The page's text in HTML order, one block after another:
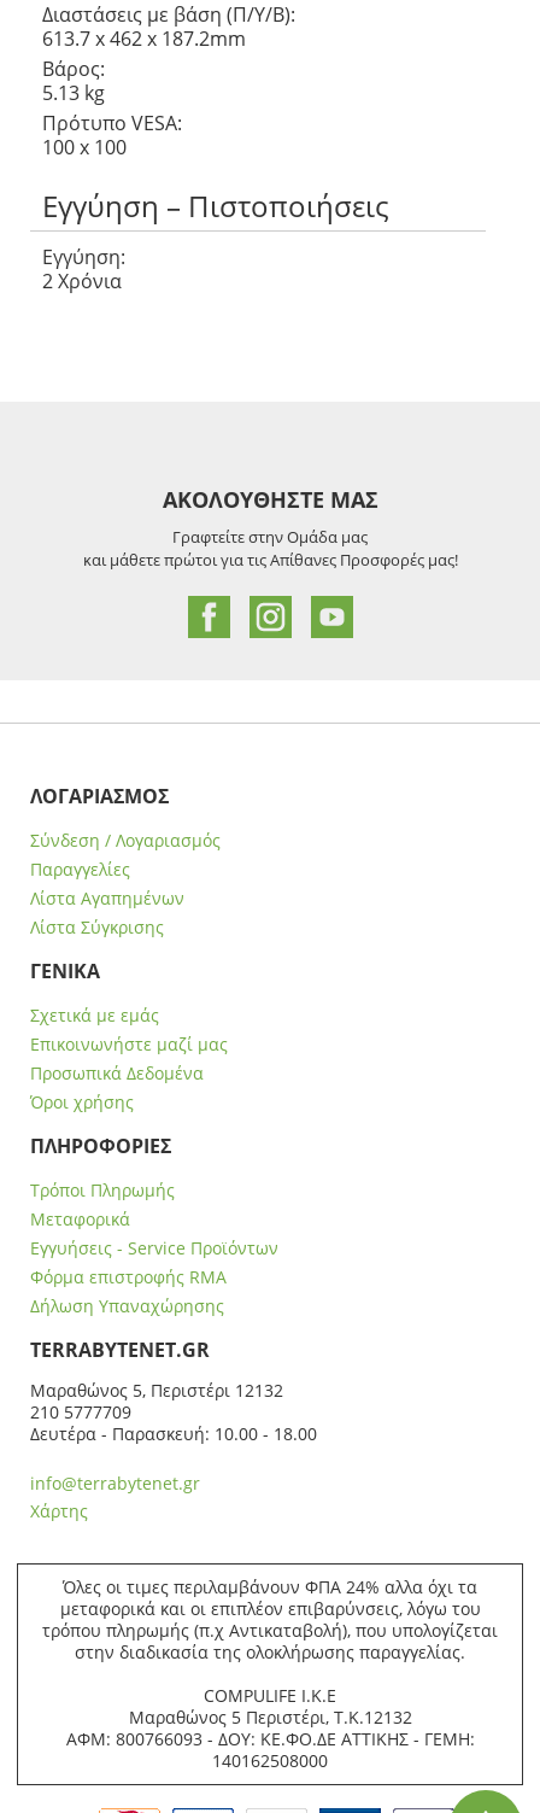
Διαστάσεις με βάση (Π/Υ/Β):
613.7 x 462 x 187.2mm
Βάρος:
5.13 kg
Πρότυπο VESA:
100 x 100
Εγγύηση – Πιστοποιήσεις
Εγγύηση:
2 Χρόνια
ΑΚΟΛΟΥΘΗΣΤΕ ΜΑΣ
Γραφτείτε στην Ομάδα μας
και μάθετε πρώτοι για τις Απίθανες Προσφορές μας!
ΛΟΓΑΡΙΑΣΜΟΣ
Σύνδεση / Λογαριασμός
Παραγγελίες
Λίστα Αγαπημένων
Λίστα Σύγκρισης
ΓΕΝΙΚΑ
Σχετικά με εμάς
Επικοινωνήστε μαζί μας
Προσωπικά Δεδομένα
Όροι χρήσης
ΠΛΗΡΟΦΟΡΙΕΣ
Τρόποι Πληρωμής
Μεταφορικά
Εγγυήσεις - Service Προϊόντων
Φόρμα επιστροφής RMA
Δήλωση Υπαναχώρησης
ΤERRABYTENET.GR
Μαραθώνος 5, Περιστέρι 12132
210 5777709
Δευτέρα - Παρασκευή: 10.00 - 18.00
info@terrabytenet.gr
Χάρτης
Όλες οι τιμες περιλαμβάνουν ΦΠΑ 24% αλλα όχι τα
μεταφορικά και οι επιπλέον επιβαρύνσεις, λόγω του
τρόπου πληρωμής (π.χ Αντικαταβολή), που υπολογίζεται
στην διαδικασία της ολοκλήρωσης παραγγελίας.
COMPULIFE Ι.Κ.Ε
Μαραθώνος 5 Περιστέρι, Τ.Κ.12132
ΑΦΜ: 800766093 - ΔΟΥ: ΚΕ.ΦΟ.ΔΕ ΑΤΤΙΚΗΣ - ΓΕΜΗ:
140162508000